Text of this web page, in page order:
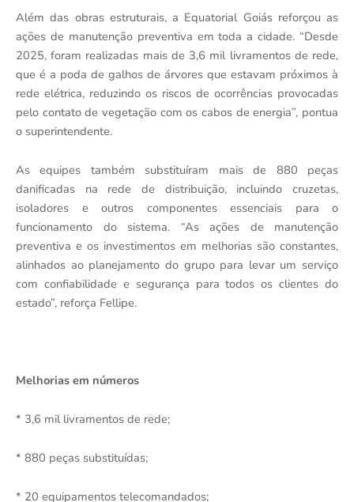
Além das obras estruturais, a Equatorial Goiás reforçou as
ações de manutenção preventiva em toda a cidade. “Desde
2025, foram realizadas mais de 3,6 mil livramentos de rede,
que é a poda de galhos de árvores que estavam próximos à
rede elétrica, reduzindo os riscos de ocorrências provocadas
pelo contato de vegetação com os cabos de energia”, pontua
o superintendente.
As equipes também substituíram mais de 880 peças
danificadas na rede de distribuição, incluindo cruzetas,
isoladores e outros componentes essenciais para o
funcionamento do sistema. “As ações de manutenção
preventiva e os investimentos em melhorias são constantes,
alinhados ao planejamento do grupo para levar um serviço
com confiabilidade e segurança para todos os clientes do
estado”, reforça Fellipe.
Melhorias em números
* 3,6 mil livramentos de rede;
* 880 peças substituídas;
* 20 equipamentos telecomandados;